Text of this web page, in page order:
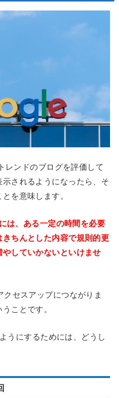
レンドのブログを評価して
されるようになったら、そ
を意味します。
は、ある一定の時間を必要
ちんとした内容で規則的更
していかないといけませ
セスアップにつながりま
ことです。
うにするためには、どうし